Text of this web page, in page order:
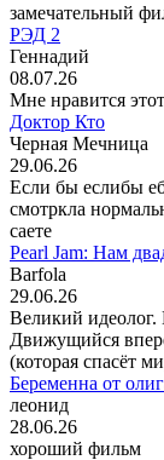
замечательный
РЭД 2
Геннадий
08.07.26
Мне нравится
Доктор Кто
Черная Мечница
29.06.26
Если бы еслибы
смотркла
саете
Pearl Jam: Нам
Barfola
29.06.26
Великий
Движущийся
(которая спасёт
Беременна от
леонид
28.06.26
хороший фильм